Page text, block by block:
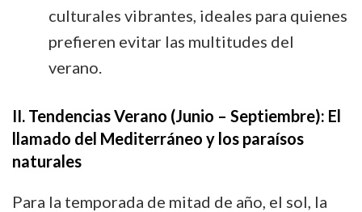
culturales vibrantes, ideales para quienes
prefieren evitar las multitudes del
verano.
II. Tendencias Verano (Junio – Septiembre): El
llamado del Mediterráneo y los paraísos
naturales
Para la temporada de mitad de año, el sol, la